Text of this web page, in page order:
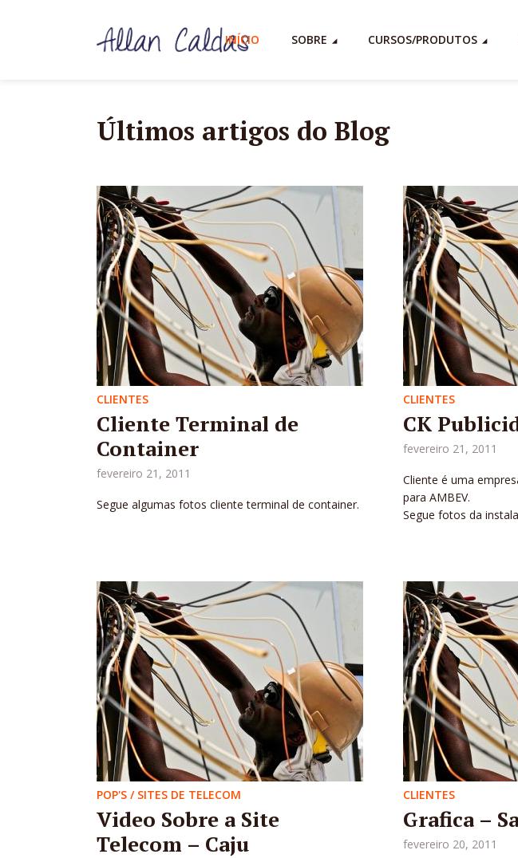
INÍCIO SOBRE CURSOS/PRODUTOS
Últimos artigos do Blog
CLIENTES
Cliente Terminal de
Container
fevereiro 21, 2011
Segue algumas fotos cliente terminal de container.
CLIENTES
CK
fevereiro 21, 2011
Cliente é uma
para AMBEV.
Segue fotos da
POP'S / SITES DE TELECOM
Video Sobre a Site
Telecom – Caju
CLIENTES
Grafica –
fevereiro 20, 2011